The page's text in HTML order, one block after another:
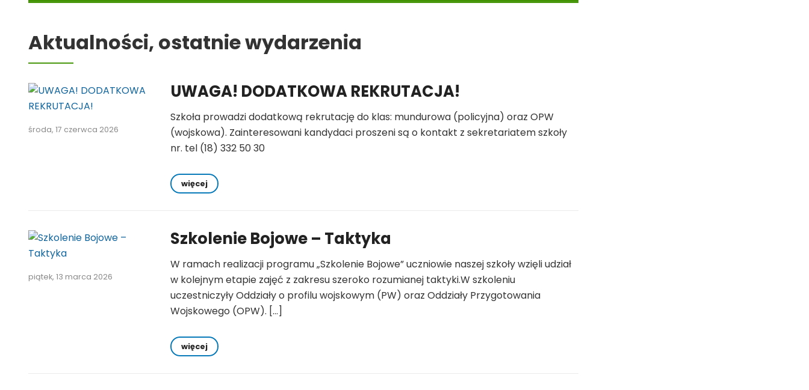
Aktualności, ostatnie wydarzenia
środa, 17 czerwca 2026
UWAGA! DODATKOWA REKRUTACJA!
Szkoła prowadzi dodatkową rekrutację do klas: mundurowa (policyjna) oraz OPW
(wojskowa). Zainteresowani kandydaci proszeni są o kontakt z sekretariatem szkoły
nr. tel (18) 332 50 30
więcej
piątek, 13 marca 2026
Szkolenie Bojowe – Taktyka
W ramach realizacji programu „Szkolenie Bojowe” uczniowie naszej szkoły wzięli udział
w kolejnym etapie zajęć z zakresu szeroko rozumianej taktyki.W szkoleniu
uczestniczyły Oddziały o profilu wojskowym (PW) oraz Oddziały Przygotowania
Wojskowego (OPW). […]
więcej